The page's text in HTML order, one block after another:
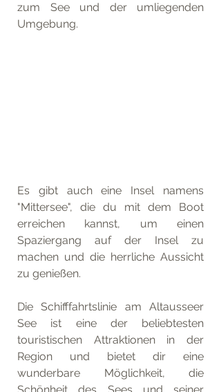
zum See und der umliegenden
Umgebung.
Es gibt auch eine Insel namens
"Mittersee", die du mit dem Boot
erreichen kannst, um einen
Spaziergang auf der Insel zu
machen und die herrliche Aussicht
zu genießen.
Die Schifffahrtslinie am Altausseer
See ist eine der beliebtesten
touristischen Attraktionen in der
Region und bietet dir eine
wunderbare Möglichkeit, die